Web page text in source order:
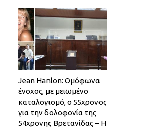
Jean Hanlon: Ομόφωνα
ένοχος, με μειωμένο
καταλογισμό, ο 55χρονος
για την δολοφονία της
54χρονης Βρετανίδας – Η